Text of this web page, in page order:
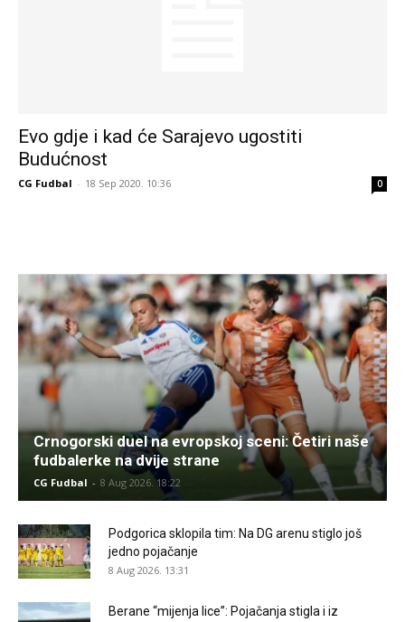
Evo gdje i kad će Sarajevo ugostiti
Budućnost
CG Fudbal - 18 Sep 2020. 10:36 0
Crnogorski duel na evropskoj sceni: Četiri naše
fudbalerke na dvije strane
CG Fudbal - 8 Aug 2026. 18:22
Podgorica sklopila tim: Na DG arenu stiglo još
jedno pojačanje
8 Aug 2026. 13:31
Berane “mijenja lice”: Pojačanja stigla i iz